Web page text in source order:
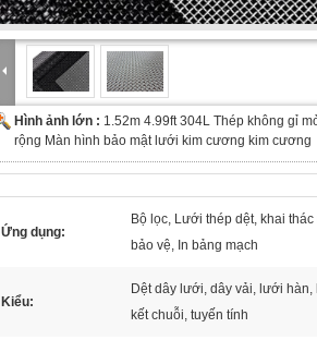
Hình ảnh lớn : 1.52m 4.99ft 304L Thép không gỉ
rộng Màn hình bảo mật lưới kim cương kim cương
Ứng dụng:
Bộ lọc, Lưới thép dệt, khai
bảo vệ, In bảng mạch
Kiểu:
Dệt dây lưới, dây vải, lưới
kết chuỗi, tuyến tính